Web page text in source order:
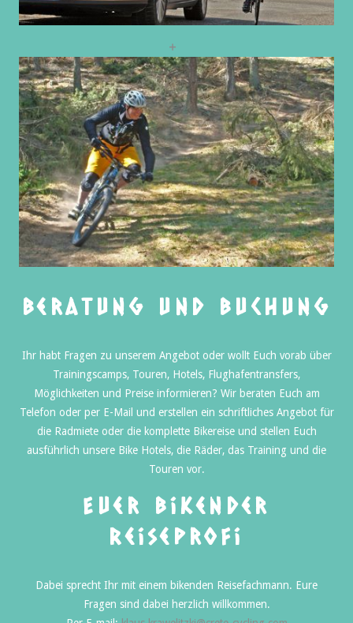
Beratung und Buchung
Ihr habt Fragen zu unserem Angebot oder wollt Euch vorab über
Trainingscamps, Touren, Hotels, Flughafentransfers,
Möglichkeiten und Preise informieren? Wir beraten Euch am
Telefon oder per E-Mail und erstellen ein schriftliches Angebot für
die Radmiete oder die komplette Bikereise und stellen Euch
ausführlich unsere Bike Hotels, die Räder, das Training und die
Touren vor.
Euer bikender
Reiseprofi
Dabei sprecht Ihr mit einem bikenden Reisefachmann. Eure
Fragen sind dabei herzlich willkommen.